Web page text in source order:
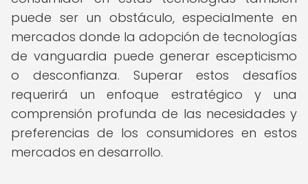
puede ser un obstáculo, especialmente en
mercados donde la adopción de tecnologías
de vanguardia puede generar escepticismo
o desconfianza. Superar estos desafíos
requerirá un enfoque estratégico y una
comprensión profunda de las necesidades y
preferencias de los consumidores en estos
mercados en desarrollo.